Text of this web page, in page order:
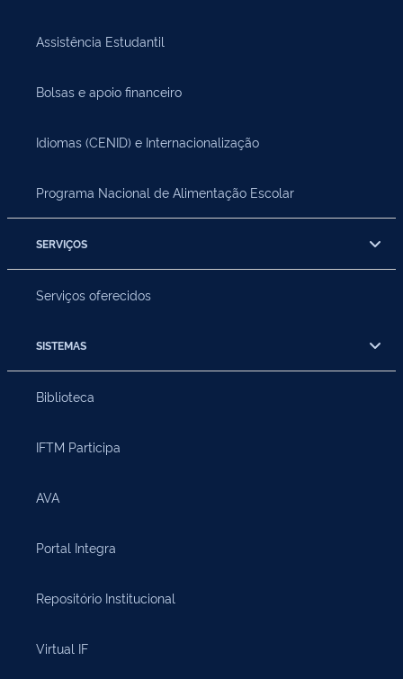
Assistência Estudantil
Bolsas e apoio financeiro
Idiomas (CENID) e Internacionalização
Programa Nacional de Alimentação Escolar
SERVIÇOS
Serviços oferecidos
SISTEMAS
Biblioteca
IFTM Participa
AVA
Portal Integra
Repositório Institucional
Virtual IF